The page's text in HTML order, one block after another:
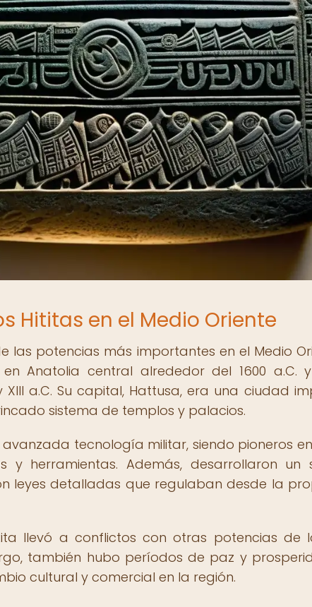
Hititas en el Medio Oriente
las potencias más importantes en el Medio
en Anatolia central alrededor del 1600 a.C.
a.C. Su capital, Hattusa, era una ciudad
sistema de templos y palacios.
tecnología militar, siendo pioneros
herramientas. Además, desarrollaron un
leyes detalladas que regulaban desde la
llevó a conflictos con otras potencias de
también hubo períodos de paz y
cultural y comercial en la región.